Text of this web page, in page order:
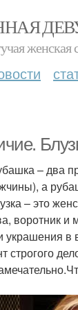
женская
– два
а
– это
воротник
украшения